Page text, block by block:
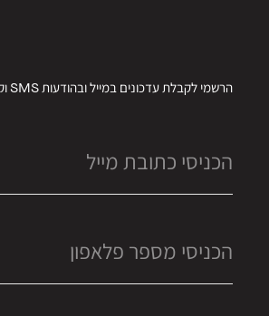
הרשמי לקבלת עדכונים במייל ובהודעות SMS וקבלי מאיתנו 10% הנחה ברכישתך הבאה.